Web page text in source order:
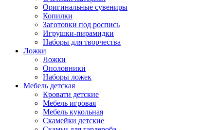
Оригинальные сувениры
Копилки
Заготовки под роспись
Игрушки-пирамидки
Наборы для творчества
Ложки
Ложки
Ополовники
Наборы ложек
Мебель детская
Кровати детские
Мебель игровая
Мебель кукольная
Скамейки детские